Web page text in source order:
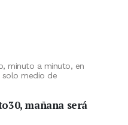
minuto a minuto, en
solo medio de
mañana será